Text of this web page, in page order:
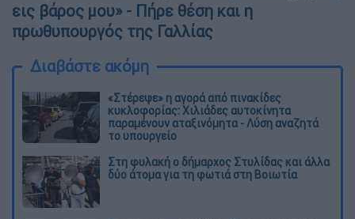
εις βάρος μου» - Πήρε θέση και η
πρωθυπουργός της Γαλλίας
Διαβάστε ακόμη
«Στέρεψε» η αγορά από πινακίδες
κυκλοφορίας: Χιλιάδες αυτοκίνητα
παραμένουν αταξινόμητα - Λύση αναζητά
το υπουργείο
Στη φυλακή ο δήμαρχος Στυλίδας και άλλα
δύο άτομα για τη φωτιά στη Βοιωτία